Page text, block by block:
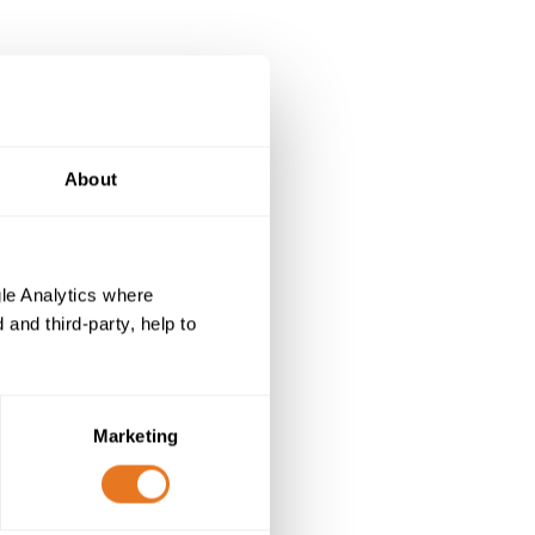
About
Analytics where
and third-party, help to
Marketing